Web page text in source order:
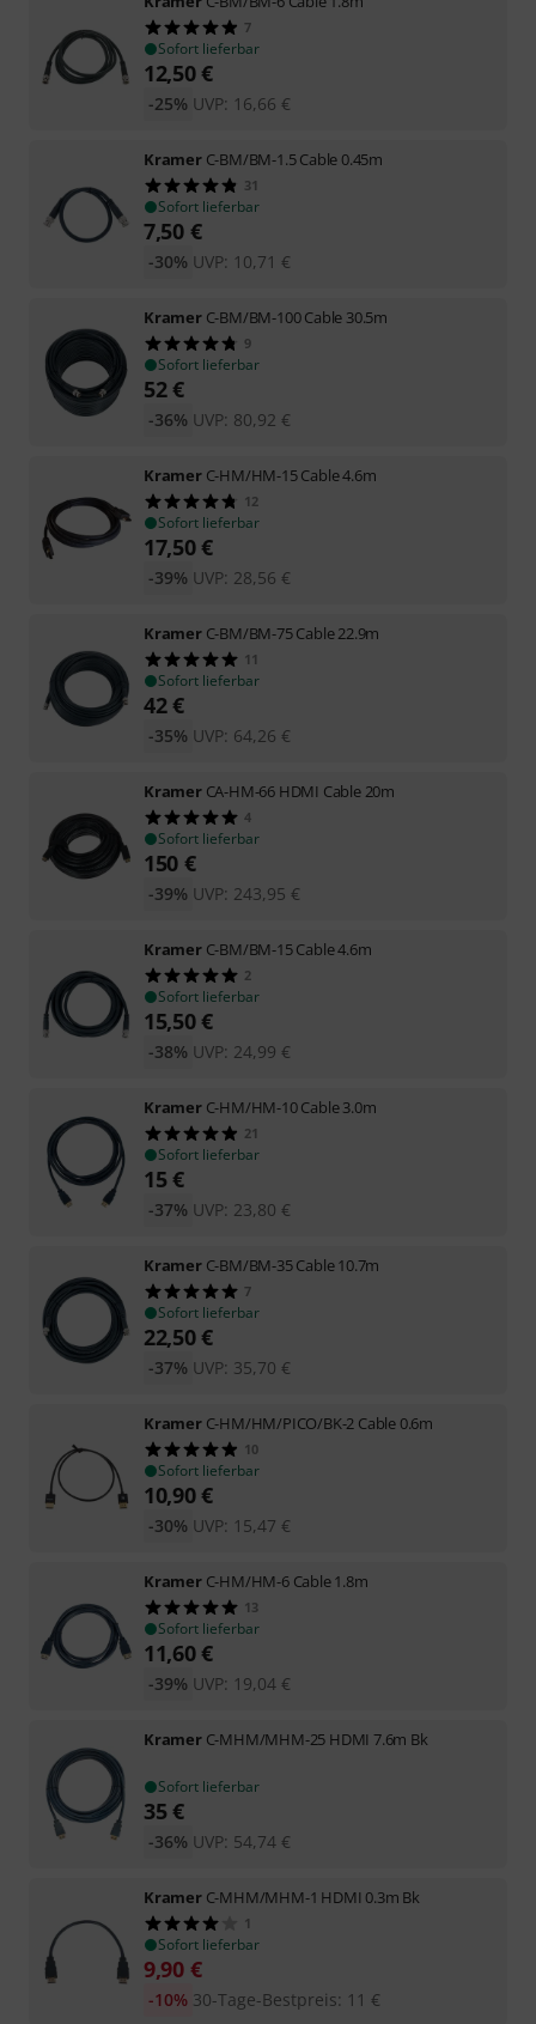
7
Sofort lieferbar
12,50€
UVP: 16,66 €
-25%
Kramer C-BM/BM-1.5 Cable 0.45m
31
Sofort lieferbar
7,50 €
UVP: 10,71 €
-30%
Kramer C-BM/BM-100 Cable 30.5m
9
Sofort lieferbar
52€
UVP: 80,92 €
-36%
Kramer C-HM/HM-15 Cable 4.6m
12
Sofort lieferbar
17,50€
UVP: 28,56 €
-39%
Kramer C-BM/BM-75 Cable 22.9m
11
Sofort lieferbar
42€
UVP: 64,26 €
-35%
Kramer CA-HM-66 HDMI Cable 20m
4
Sofort lieferbar
150 €
UVP: 243,95 €
-39%
Kramer C-BM/BM-15 Cable 4.6m
2
Sofort lieferbar
15,50€
UVP: 24,99 €
-38%
Kramer C-HM/HM-10 Cable 3.0m
21
Sofort lieferbar
15€
UVP: 23,80 €
-37%
Kramer C-BM/BM-35 Cable 10.7m
7
Sofort lieferbar
22,50€
UVP: 35,70 €
-37%
Kramer C-HM/HM/PICO/BK-2 Cable 0.6m
10
Sofort lieferbar
10,90€
UVP: 15,47 €
-30%
Kramer C-HM/HM-6 Cable 1.8m
13
Sofort lieferbar
11,60€
UVP: 19,04 €
-39%
Kramer C-MHM/MHM-25 HDMI 7.6m Bk
Sofort lieferbar
35€
UVP: 54,74 €
-36%
Kramer C-MHM/MHM-1 HDMI 0.3m Bk
1
Sofort lieferbar
9,90 €
30-Tage-Bestpreis: 11 €
-10%